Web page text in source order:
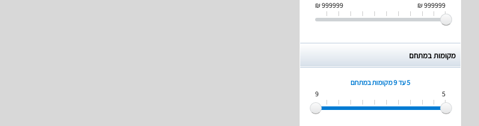
999999 ₪
999999 ₪
מקומות במתחם
5 עד 9
מקומות במתחם
5
9